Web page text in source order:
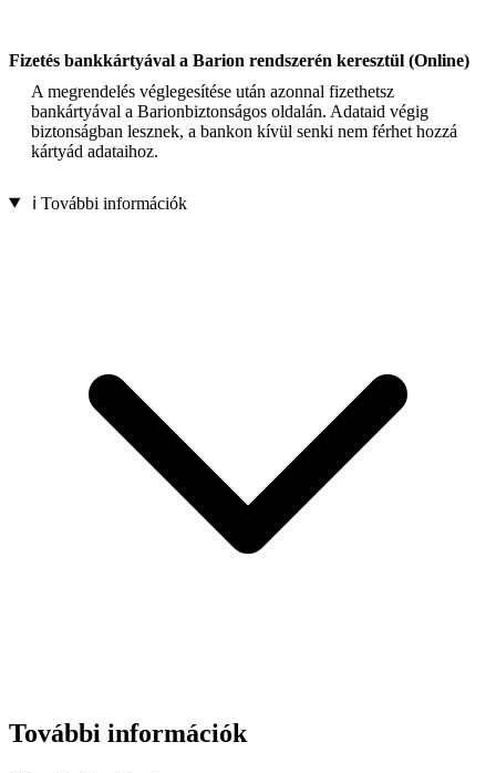
Fizetés bankkártyával a Barion rendszerén keresztül (Online)
A megrendelés véglegesítése után azonnal fizethetsz
bankártyával a Barionbiztonságos oldalán. Adataid végig
biztonságban lesznek, a bankon kívül senki nem férhet hozzá
kártyád adataihoz.
ℹ️ További információk
További információk